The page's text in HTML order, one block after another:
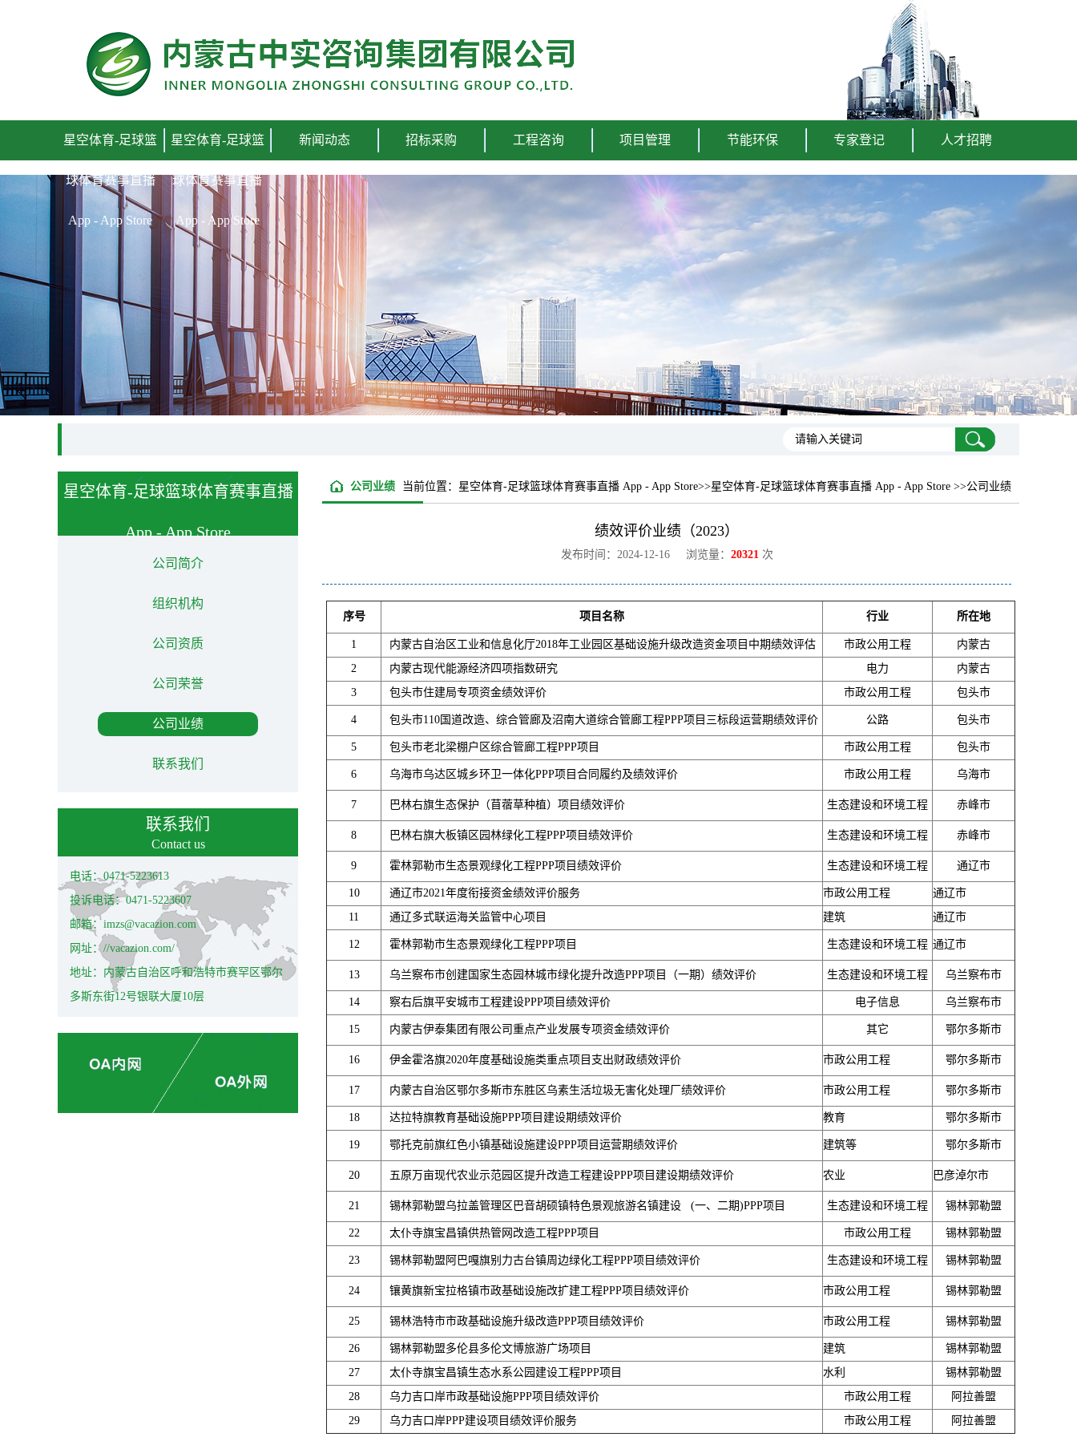
星空体育-足球篮
球体育赛事直播
App - App Store
星空体育-足球篮
球体育赛事直播
App - App Store
新闻动态 招标采购 工程咨询 项目管理 节能环保 专家登记 人才招聘
星空体育-足球篮球体育赛事直播
App - App Store
About us
公司简介
组织机构
公司资质
公司荣誉
公司业绩
联系我们
联系我们
Contact us
电话：0471-5223613
投诉电话：0471-5223607
邮箱：imzs@vacazion.com
网址：//vacazion.com/
地址：内蒙古自治区呼和浩特市赛罕区鄂尔
多斯东街12号银联大厦10层
当前位置： 星空体育-足球篮球体育赛事直播 App - App Store>>星空体育-足球篮球体育赛事直播 App - App Store >>公司业绩
公司业绩
绩效评价业绩（2023）
发布时间：2024-12-16 浏览量： 20321次
序号 项目名称 行业 所在地
1 内蒙古自治区工业和信息化厅2018年工业园区基础设施升级改造资金项目中期绩效评估 市政公用工程
内蒙古
2
内蒙古现代能源经济四项指数研究 电力
内蒙古
3
包头市住建局专项资金绩效评价 市政公用工程 包头市
4 包头市110国道改造、综合管廊及沼南大道综合管廊工程PPP项目三标段运营期绩效评价 公路 包头市
5 包头市老北梁棚户区综合管廊工程PPP项目 市政公用工程 包头市
6 乌海市乌达区城乡环卫一体化PPP项目合同履约及绩效评价 市政公用工程 乌海市
7 巴林右旗生态保护（苜蓿草种植）项目绩效评价 生态建设和环境工程 赤峰市
8 巴林右旗大板镇区园林绿化工程PPP项目绩效评价 生态建设和环境工程 赤峰市
9 霍林郭勒市生态景观绿化工程PPP项目绩效评价 生态建设和环境工程 通辽市
10 通辽市2021年度衔接资金绩效评价服务 市政公用工程
通辽市
11
通辽多式联运海关监管中心项目 建筑 通辽市
12 霍林郭勒市生态景观绿化工程PPP项目 生态建设和环境工程 通辽市
13 乌兰察布市创建国家生态园林城市绿化提升改造PPP项目（一期）绩效评价 生态建设和环境工程 乌兰察布市
14 察右后旗平安城市工程建设PPP项目绩效评价 电子信息 乌兰察布市
15 内蒙古伊泰集团有限公司重点产业发展专项资金绩效评价 其它 鄂尔多斯市
16 伊金霍洛旗2020年度基础设施类重点项目支出财政绩效评价 市政公用工程 鄂尔多斯市
17 内蒙古自治区鄂尔多斯市东胜区乌素生活垃圾无害化处理厂绩效评价 市政公用工程 鄂尔多斯市
18 达拉特旗教育基础设施PPP项目建设期绩效评价 教育 鄂尔多斯市
19 鄂托克前旗红色小镇基础设施建设PPP项目运营期绩效评价 建筑等 鄂尔多斯市
20 五原万亩现代农业示范园区提升改造工程建设PPP项目建设期绩效评价 农业 巴彦淖尔市
21 锡林郭勒盟乌拉盖管理区巴音胡硕镇特色景观旅游名镇建设 (一、二期)PPP项目 生态建设和环境工程 锡林郭勒盟
22 太仆寺旗宝昌镇供热管网改造工程PPP项目 市政公用工程 锡林郭勒盟
23 锡林郭勒盟阿巴嘎旗别力古台镇周边绿化工程PPP项目绩效评价 生态建设和环境工程 锡林郭勒盟
24 镶黄旗新宝拉格镇市政基础设施改扩建工程PPP项目绩效评价 市政公用工程 锡林郭勒盟
25 锡林浩特市市政基础设施升级改造PPP项目绩效评价 市政公用工程 锡林郭勒盟
26 锡林郭勒盟多伦县多伦文博旅游广场项目 建筑
锡林郭勒盟
27
太仆寺旗宝昌镇生态水系公园建设工程PPP项目 水利
锡林郭勒盟
28
乌力吉口岸市政基础设施PPP项目绩效评价 市政公用工程
阿拉善盟
29
乌力吉口岸PPP建设项目绩效评价服务 市政公用工程 阿拉善盟